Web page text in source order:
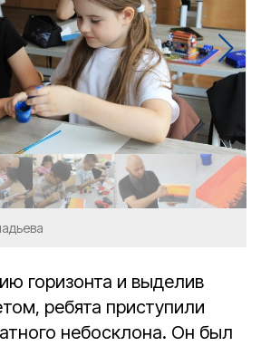
горизонта и выделив
ребята приступили
небосклона. Он был